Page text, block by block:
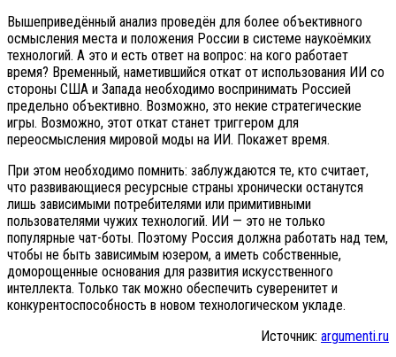
Вышеприведённый анализ проведён для более объективного
осмысления места и положения России в системе наукоёмких
технологий. А это и есть ответ на вопрос: на кого работает
время? Временный, наметившийся откат от использования ИИ со
стороны США и Запада необходимо воспринимать Россией
предельно объективно. Возможно, это некие стратегические
игры. Возможно, этот откат станет триггером для
переосмысления мировой моды на ИИ. Покажет время.
При этом необходимо помнить: заблуждаются те, кто считает,
что развивающиеся ресурсные страны хронически останутся
лишь зависимыми потребителями или примитивными
пользователями чужих технологий. ИИ — это не только
популярные чат-боты. Поэтому Россия должна работать над тем,
чтобы не быть зависимым юзером, а иметь собственные,
доморощенные основания для развития искусственного
интеллекта. Только так можно обеспечить суверенитет и
конкурентоспособность в новом технологическом укладе.
Источник: argumenti.ru